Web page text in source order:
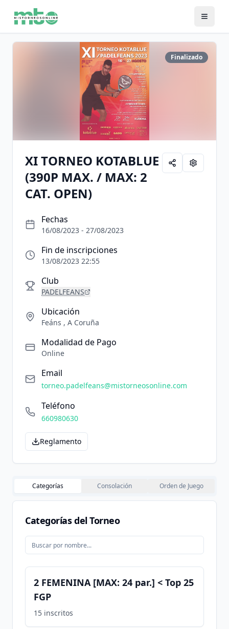
Finalizado
XI TORNEO KOTABLUE
(390P MAX. / MAX: 2
CAT. OPEN)
Fechas
16/08/2023 - 27/08/2023
Fin de inscripciones
13/08/2023 22:55
Club
PADELFEANS
Ubicación
Feáns , A Coruña
Modalidad de Pago
Online
Email
torneo.padelfeans@mistorneosonline.com
Teléfono
660980630
Reglamento
Categorías Consolación Orden de Juego
Categorías del Torneo
2 FEMENINA [MAX: 24 par.] < Top 25
FGP
15 inscritos